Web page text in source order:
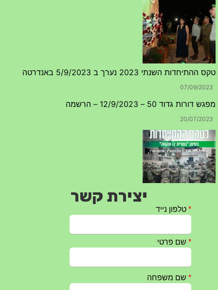
טקס ההתיחדות השנתי 2023 נערך ב 5/9/2023 באנדרטה
07/09/2023
מפגש דורות גדוד 50 – 12/9/2023 – הרשמה
20/07/2023
טקס ההתיחדות עם החללים לשנת 2025 – 10 יוני 2025
מופע הגבעטרון ב 10.10.2024 נדחה בשל המצב הבטחוני
יצירת קשר